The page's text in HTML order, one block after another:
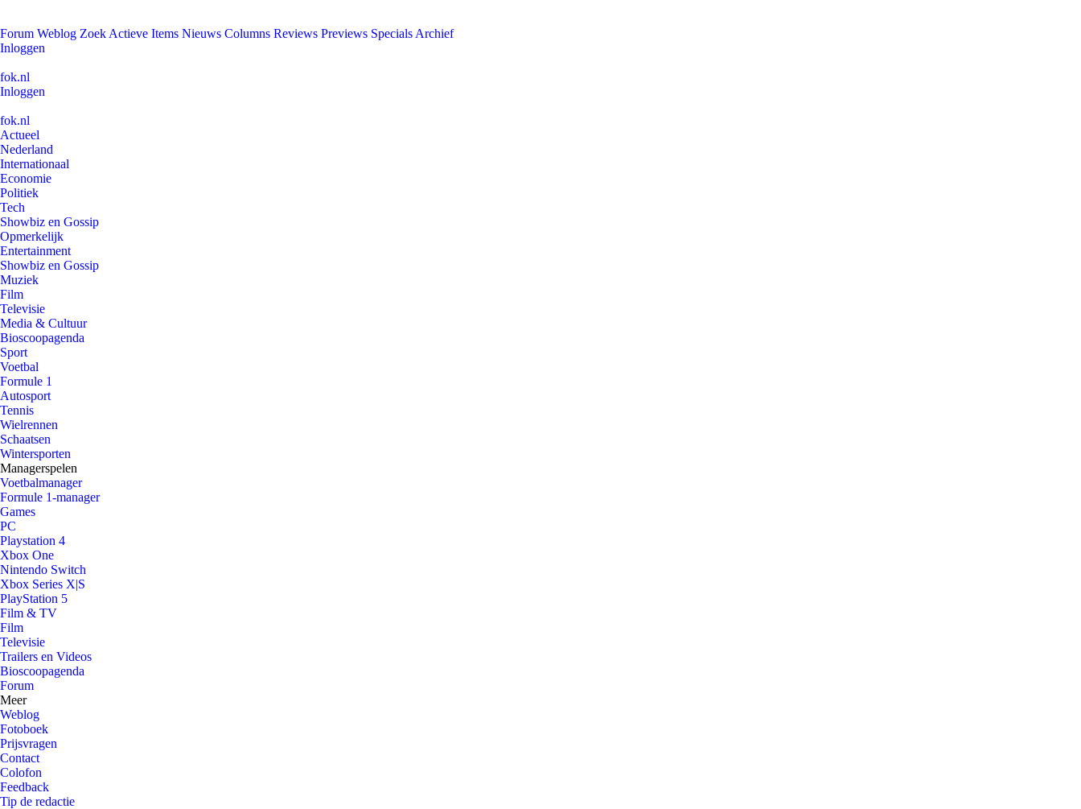
Forum Weblog Zoek Actieve Items Nieuws Columns Reviews Previews Specials Archief
Inloggen
fok.nl
Inloggen
fok.nl
Actueel
Nederland
Internationaal
Economie
Politiek
Tech
Showbiz en Gossip
Opmerkelijk
Entertainment
Showbiz en Gossip
Muziek
Film
Televisie
Media & Cultuur
Bioscoopagenda
Sport
Voetbal
Formule 1
Autosport
Tennis
Wielrennen
Schaatsen
Wintersporten
Managerspelen
Voetbalmanager
Formule 1-manager
Games
PC
Playstation 4
Xbox One
Nintendo Switch
Xbox Series X|S
PlayStation 5
Film & TV
Film
Televisie
Trailers en Videos
Bioscoopagenda
Forum
Meer
Weblog
Fotoboek
Prijsvragen
Contact
Colofon
Feedback
Tip de redactie